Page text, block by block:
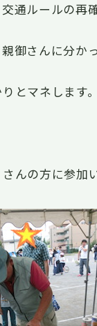
通ルールの再
御さんに分か
とマネします
んの方に参加